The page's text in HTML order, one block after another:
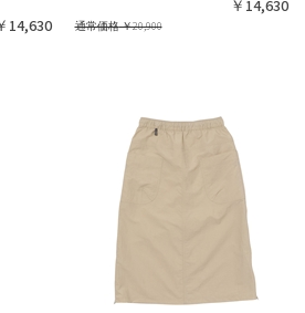
14,630
￥14,630
通常価格￥20,900